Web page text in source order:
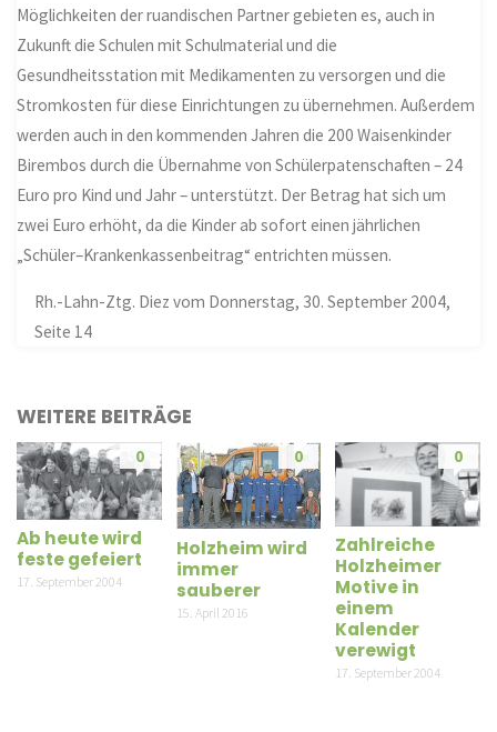
Möglichkeiten der ruandischen Partner gebieten es, auch in
Zukunft die Schulen mit Schulmaterial und die
Gesundheitsstation mit Medikamenten zu versorgen und die
Stromkosten für diese Einrichtungen zu übernehmen. Außerdem
werden auch in den kommenden Jahren die 200 Waisenkinder
Birembos durch die Übernahme von Schülerpatenschaften – 24
Euro pro Kind und Jahr – unterstützt. Der Betrag hat sich um
zwei Euro erhöht, da die Kinder ab sofort einen jährlichen
„Schüler–Krankenkassenbeitrag“ entrichten müssen.
Rh.-Lahn-Ztg. Diez vom Donnerstag, 30. September 2004,
Seite 14
WEITERE BEITRÄGE
0
Ab heute wird
feste gefeiert
17. September 2004
0
Holzheim wird
immer
sauberer
15. April 2016
0
Zahlreiche
Holzheimer
Motive in
einem
Kalender
verewigt
17. September 2004